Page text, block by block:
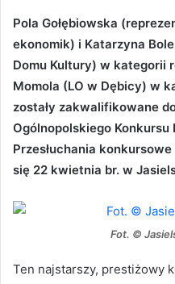
Pola Gołębiowska
ekonomik) i Katarzyna
Domu Kultury) w kategorii
Momola (LO w Dębicy) w
zostały zakwalifikowane
Ogólnopolskiego
Przesłuchania
się 22 kwietnia br. w
Fot. ©
Ten najstarszy, prestiżowy